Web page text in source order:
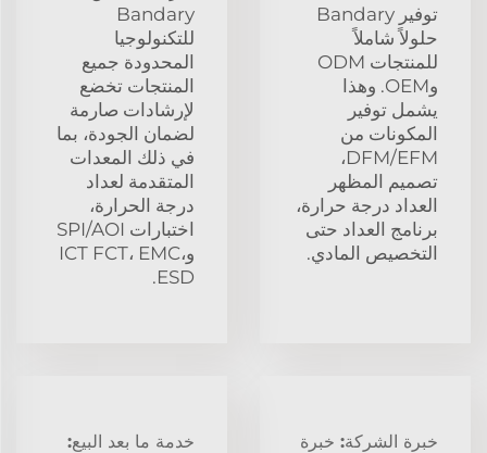
توفير Bandary
حلولاً شاملاً
للمنتجات ODM
وOEM. وهذا
يشمل توفير
المكونات من
DFM/EFM،
تصميم المظهر
العداد درجة حرارة،
برنامج العداد حتى
التخصيص المادي.
Bandary
للتكنولوجيا
المحدودة جميع
المنتجات تخضع
لإرشادات صارمة
لضمان الجودة، بما
في ذلك المعدات
المتقدمة لعداد
درجة الحرارة،
اختبارات SPI/AOI
وICT FCT، EMC،
ESD.
خبرة الشركة: خبرة
خدمة ما بعد البيع: